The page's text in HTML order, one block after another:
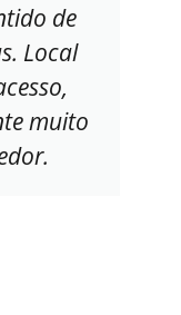
de
Local
muito